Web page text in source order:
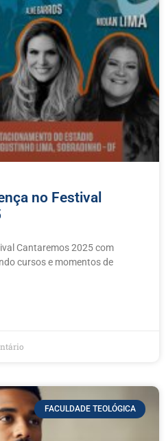
no Festival
Cantaremos 2025 com
cursos e momentos de
FACULDADE TEOLÓGICA